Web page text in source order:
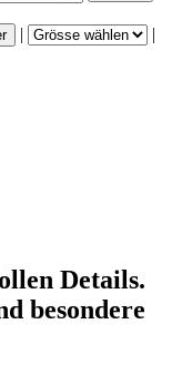
| |
Details.
besondere